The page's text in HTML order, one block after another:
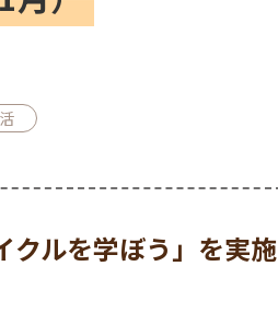
クルを学ぼう」を実施